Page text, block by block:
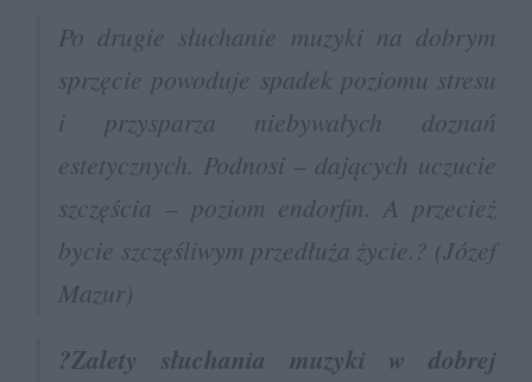
Po drugie słuchanie muzyki na dobrym
sprzęcie powoduje spadek poziomu stresu
i przysparza niebywałych doznań
estetycznych. Podnosi – dających uczucie
szczęścia – poziom endorfin. A przecież
bycie szczęśliwym przedłuża życie.? (Józef
Mazur)
?Zalety słuchania muzyki w dobrej